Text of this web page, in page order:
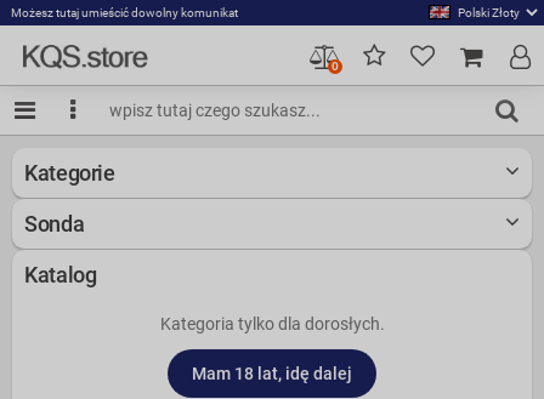
Możesz tutaj umieścić dowolny komunikat
0
Kategorie
Sonda
Katalog
Kategoria tylko dla dorosłych.